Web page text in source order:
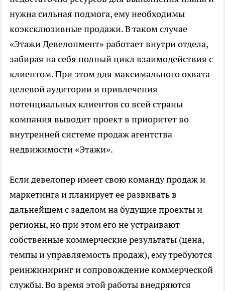
нужна сильная подмога, ему необходимы
коэксклюзивные продажи. В таком случае
«Этажи Девелопмент» работает внутри отдела,
забирая на себя полный цикл взаимодействия с
клиентом. При этом для максимального охвата
целевой аудитории и привлечения
потенциальных клиентов со всей страны
компания выводит проект в приоритет во
внутренней системе продаж агентства
недвижимости «Этажи».
Если девелопер имеет свою команду продаж и
маркетинга и планирует ее развивать в
дальнейшем с заделом на будущие проекты и
регионы, но при этом его не устраивают
собственные коммерческие результаты (цена,
темпы и управляемость продаж), ему требуются
реинжиниринг и сопровождение коммерческой
службы. Во время этой работы внедряются